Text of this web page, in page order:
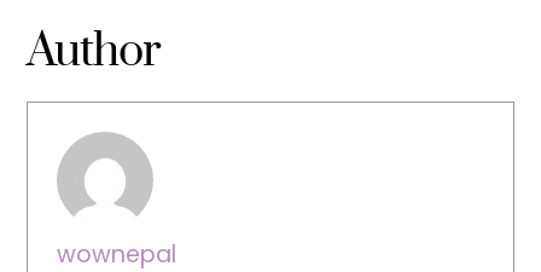
Author
wownepal